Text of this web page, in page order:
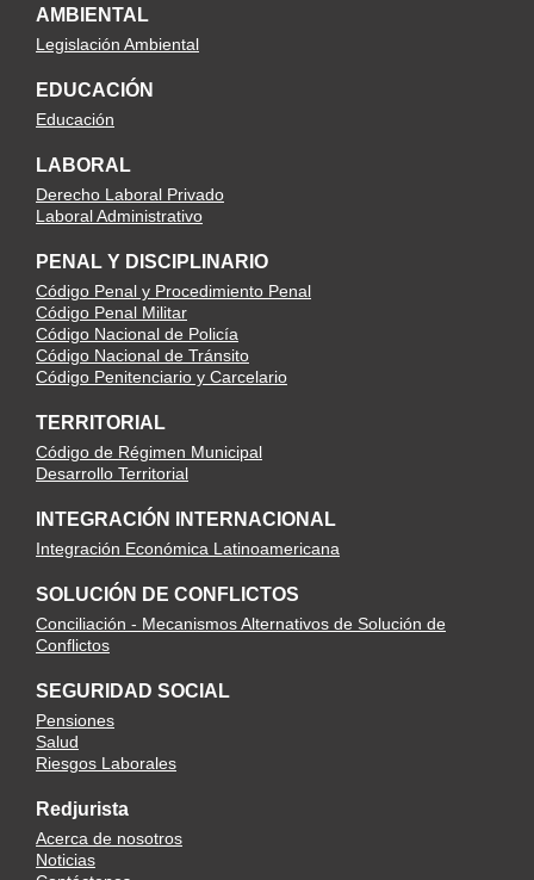
AMBIENTAL
Legislación Ambiental
EDUCACIÓN
Educación
LABORAL
Derecho Laboral Privado
Laboral Administrativo
PENAL Y DISCIPLINARIO
Código Penal y Procedimiento Penal
Código Penal Militar
Código Nacional de Policía
Código Nacional de Tránsito
Código Penitenciario y Carcelario
TERRITORIAL
Código de Régimen Municipal
Desarrollo Territorial
INTEGRACIÓN INTERNACIONAL
Integración Económica Latinoamericana
SOLUCIÓN DE CONFLICTOS
Conciliación - Mecanismos Alternativos de Solución de
Conflictos
SEGURIDAD SOCIAL
Pensiones
Salud
Riesgos Laborales
Redjurista
Acerca de nosotros
Noticias